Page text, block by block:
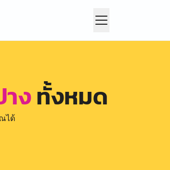
งทั้งหมด
ได้